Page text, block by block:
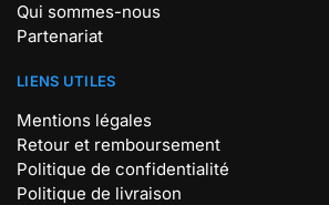
Qui sommes-nous
Partenariat
LIENS UTILES
Mentions légales
Retour et remboursement
Politique de confidentialité
Politique de livraison